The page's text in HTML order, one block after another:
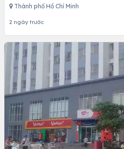
Thành phố Hồ Chí Minh
2 ngày trước